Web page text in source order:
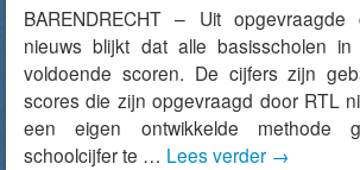
BARENDRECHT – Uit
nieuws blijkt dat alle basisscholen in
voldoende scoren. De cijfers zijn
scores die zijn opgevraagd door RTL
een eigen ontwikkelde methode
schoolcijfer te … Lees verder →